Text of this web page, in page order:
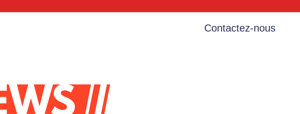
Contactez-nous